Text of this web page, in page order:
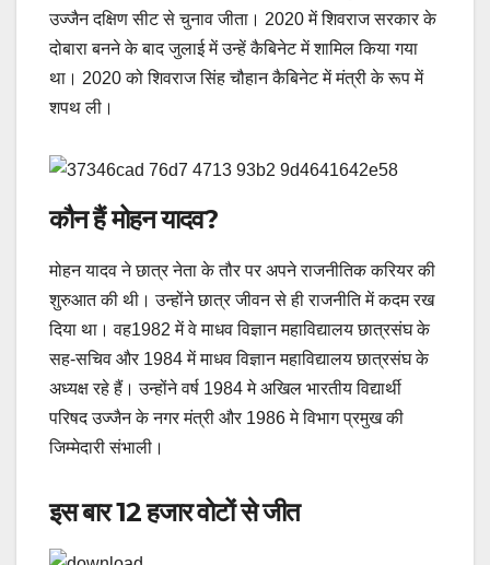
उज्जैन दक्षिण सीट से चुनाव जीता। 2020 में शिवराज सरकार के
दोबारा बनने के बाद जुलाई में उन्हें कैबिनेट में शामिल किया गया
था। 2020 को शिवराज सिंह चौहान कैबिनेट में मंत्री के रूप में
शपथ ली।
कौन हैं मोहन यादव?
मोहन यादव ने छात्र नेता के तौर पर अपने राजनीतिक करियर की
शुरुआत की थी। उन्होंने छात्र जीवन से ही राजनीति में कदम रख
दिया था। वह1982 में वे माधव विज्ञान महाविद्यालय छात्रसंघ के
सह-सचिव और 1984 में माधव विज्ञान महाविद्यालय छात्रसंघ के
अध्यक्ष रहे हैं। उन्होंने वर्ष 1984 मे अखिल भारतीय विद्यार्थी
परिषद उज्जैन के नगर मंत्री और 1986 मे विभाग प्रमुख की
जिम्मेदारी संभाली।
इस बार 12 हजार वोटों से जीत